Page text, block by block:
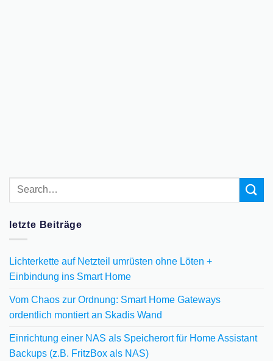
letzte Beiträge
Lichterkette auf Netzteil umrüsten ohne Löten +
Einbindung ins Smart Home
Vom Chaos zur Ordnung: Smart Home Gateways
ordentlich montiert an Skadis Wand
Einrichtung einer NAS als Speicherort für Home Assistant
Backups (z.B. FritzBox als NAS)